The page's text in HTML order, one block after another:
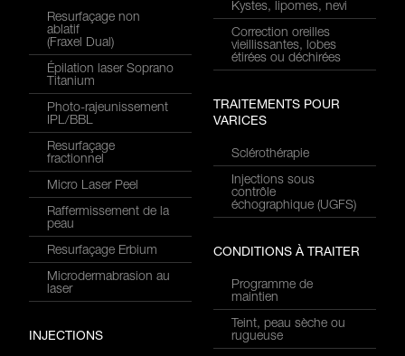
Resurfaçage non
ablatif
(Fraxel Dual)
Épilation laser Soprano
Titanium
Photo-rajeunissement
IPL/BBL
Resurfaçage
fractionnel
Micro Laser Peel
Raffermissement de la
peau
Resurfaçage Erbium
Microdermabrasion au
laser
INJECTIONS
Kystes, lipomes, nevi
Correction oreilles
vieillissantes, lobes
étirées ou déchirées
TRAITEMENTS POUR
VARICES
Sclérothérapie
Injections sous
contrôle
échographique (UGFS)
CONDITIONS À TRAITER
Programme de
maintien
Teint, peau sèche ou
rugueuse